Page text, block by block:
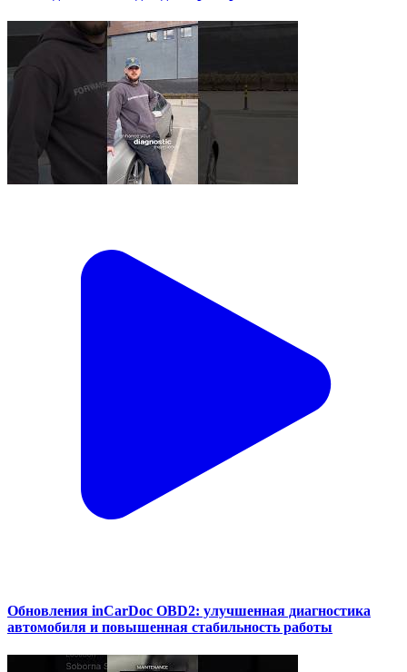
Обновления inCarDoc OBD2: улучшенная диагностика
автомобиля и повышенная стабильность работы